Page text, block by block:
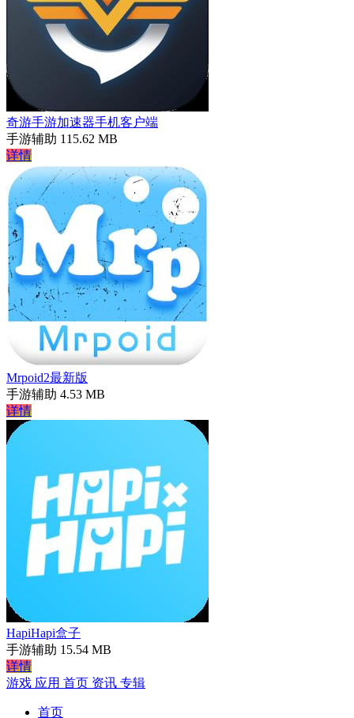
奇游手游加速器手机客户端
手游辅助 115.62 MB
详情
Mrpoid2最新版
手游辅助 4.53 MB
详情
HapiHapi盒子
手游辅助 15.54 MB
详情
游戏 应用 首页 资讯 专辑
首页